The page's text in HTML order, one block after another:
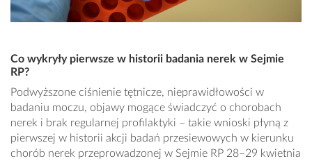
Co wykryły pierwsze w historii badania nerek w Sejmie
RP?
Podwyższone ciśnienie tętnicze, nieprawidłowości w
badaniu moczu, objawy mogące świadczyć o chorobach
nerek i brak regularnej profilaktyki – takie wnioski płyną z
pierwszej w historii akcji badań przesiewowych w kierunku
chorób nerek przeprowadzonej w Sejmie RP 28–29 kwietnia